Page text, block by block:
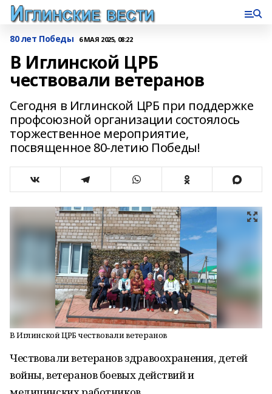
80 лет Победы 6 МАЯ 2025, 08:22
В Иглинской ЦРБ
чествовали ветеранов
Сегодня в Иглинской ЦРБ при поддержке
профсоюзной организации состоялось
торжественное мероприятие,
посвященное 80-летию Победы!
В Иглинской ЦРБ чествовали ветеранов
Чествовали ветеранов здравоохранения, детей
войны, ветеранов боевых действий и